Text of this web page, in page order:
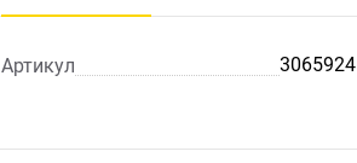
Артикул 3065924